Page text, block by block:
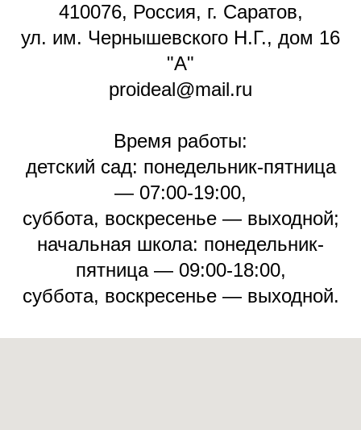
410076, Россия, г. Саратов,
ул. им. Чернышевского Н.Г., дом 16
"А"
proideal@mail.ru
Время работы:
детский сад: понедельник-пятница
— 07:00-19:00,
суббота, воскресенье — выходной;
начальная школа: понедельник-
пятница — 09:00-18:00,
суббота, воскресенье — выходной.